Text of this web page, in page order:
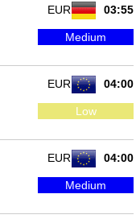
03:55
EUR
Medium
04:00
EUR
Low
04:00
EUR
Medium